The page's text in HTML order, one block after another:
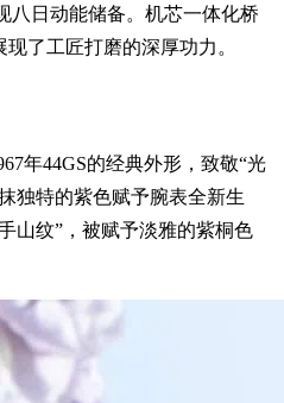
八日动能储备。机芯一体化桥
了工匠打磨的深厚功力。
年44GS的经典外形，致敬“光
独特的紫色赋予腕表全新生
山纹”，被赋予淡雅的紫桐色